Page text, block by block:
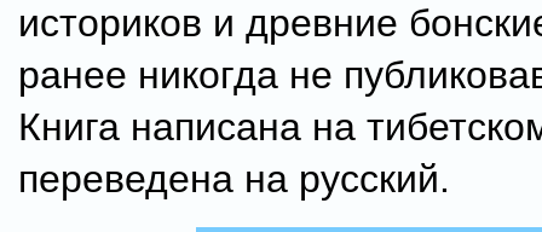
историков и древние
ранее никогда не
Книга написана на
переведена на русский.